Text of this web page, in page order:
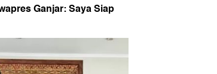
Ganjar: Saya Siap